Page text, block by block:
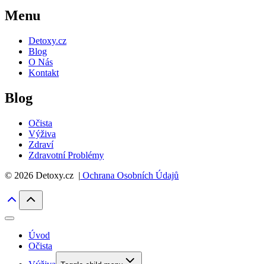
Menu
Detoxy.cz
Blog
O Nás
Kontakt
Blog
Očista
Výživa
Zdraví
Zdravotní Problémy
© 2026 Detoxy.cz | Ochrana Osobních Údajů
Úvod
Očista